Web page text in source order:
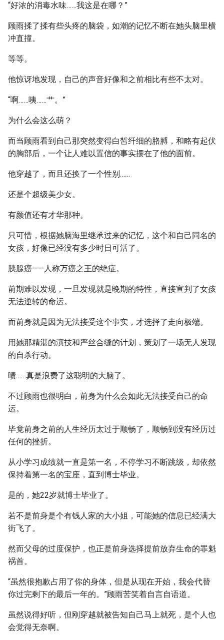
“好浓的消毒水味……我这是在哪？”
顾雨揉了揉有些头疼的脑袋，如潮的记忆不断在她头脑里横
冲直撞。
等等。
他惊讶地发现，自己的声音好像和之前相比有些不太对。
“啊……咦……艹。”
为什么会这么萌？
而当顾雨看到自己那突然变得白皙纤细的胳膊，和略有起伏
的胸部后，一个让人难以置信的事实摆在了他的面前。
他穿越了，而且还换了一个性别……
还是个超级美少女。
有颜值还有才华那种。
只可惜，根据她脑海里继承过来的记忆，这个和自己同名的
女孩，好像已经没有多少时日可活了。
胰腺癌——人称万癌之王的绝症。
前期难以发现，一旦发现就是晚期的特性，直接宣判了女孩
无法逆转的命运。
而前身就是因为无法接受这个事实，才选择了走向极端。
用她那精湛的演技和严丝合缝的计划，策划了一场无人发现
的自杀行动。
啧……真是浪费了这聪明的大脑了。
不过顾雨也很明白，前身为什么会如此无法接受自己的命
运。
毕竟前身之前的人生经历太过于顺畅了，顺畅到没有经历过
任何的挫折。
从小学习成绩就一直是第一名，不停学习不断跳级，却依然
保持着第一名的宝座，直到博士毕业。
是的，她22岁就博士毕业了。
若不是前身是个有钱人家的大小姐，可能她的信息已经满大
街飞了。
然而父母的过度保护，也正是前身选择提前放弃生命的罪魁
祸首。
“虽然很抱歉占用了你的身体，但是从现在开始，我会代替
你过完剩下的最后一年的。”顾雨苦笑着自言自语道。
虽然说得好听，但刚穿越就被告知自己马上就死，是个人也
会觉得无奈啊。